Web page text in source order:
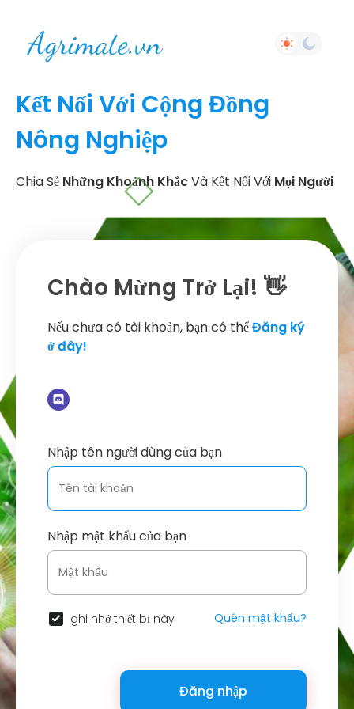
Kết Nối Với Cộng Đồng
Nông Nghiệp
Chia Sẻ Những Khoảnh KhắcVà Kết Nối Với Mọi Người
Chào Mừng Trở Lại! 👋
Nếu chưa có tài khoản, bạn có thểĐăng ký
ở đây!
Nhập tên người dùng của bạn
Nhập mật khẩu của bạn
ghi nhớ thiết bị này Quên mật khẩu?
Đăng nhập